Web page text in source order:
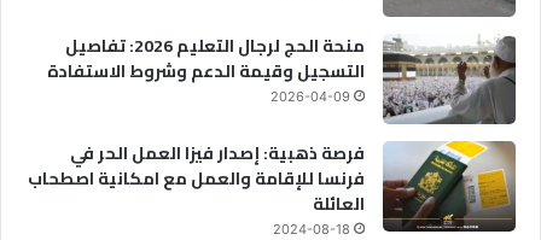
منحة الحج لرجال التعليم 2026: تفاصيل
التسجيل وقيمة الدعم وشروط الاستفادة
2026-04-09
فرصة ذهبية: إصدار فيزا العمل الحر في
فرنسا للإقامة والعمل مع امكانية اصطحاب
العائلة
2024-08-18